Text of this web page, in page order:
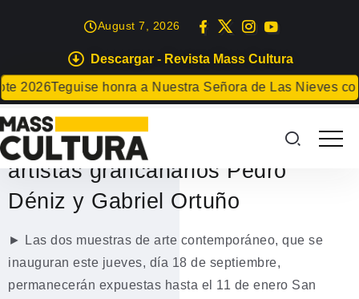
Descargar - Revista Mass Cultura
Teguise honra a Nuestra Señora de Las Nieves con
August 7, 2026
EXPOSICIONES
San Martín presenta dos
exposiciones de los destacados
artistas grancanarios Pedro
Déniz y Gabriel Ortuño
► Las dos muestras de arte contemporáneo, que se
inauguran este jueves, día 18 de septiembre,
permanecerán expuestas hasta el 11 de enero San